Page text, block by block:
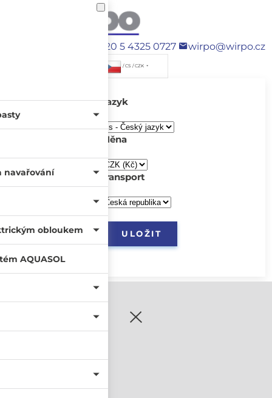
+420 5 4325 0727 wirpo@wirpo.cz
/ CS / CZK
Jazyk
Měna
transport
navařování
obloukem
AQUASOL